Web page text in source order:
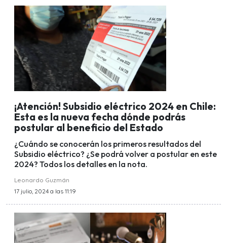
¡Atención! Subsidio eléctrico 2024 en Chile:
Esta es la nueva fecha dónde podrás
postular al beneficio del Estado
¿Cuándo se conocerán los primeros resultados del
Subsidio eléctrico? ¿Se podrá volver a postular en este
2024? Todos los detalles en la nota.
Leonardo Guzmán
17 julio, 2024 a las 11:19